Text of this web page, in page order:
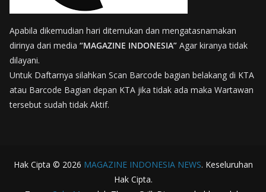
Apabila dikemudian hari ditemukan dan mengatasnamakan
dirinya dari media “MAGAZINE INDONESIA” Agar kiranya tidak
dilayani.
Untuk Daftarnya silahkan Scan Barcode bagian belakang di KTA
atau Barcode Bagian depan KTA jika tidak ada maka Wartawan
tersebut sudah tidak Aktif.
Hak Cipta © 2026 MAGAZINE INDONESIA NEWS. Keseluruhan
Hak Cipta.